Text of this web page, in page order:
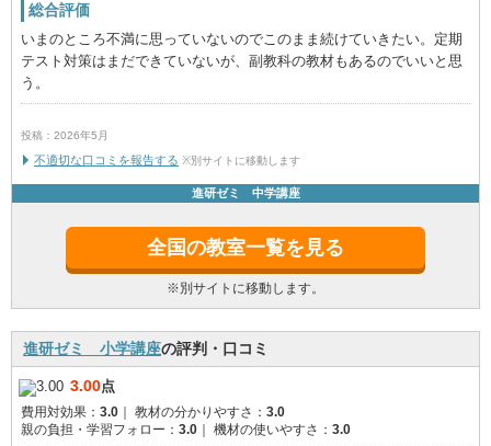
総合評価
いまのところ不満に思っていないのでこのまま続けていきたい。定期
テスト対策はまだできていないが、副教科の教材もあるのでいいと思
う。
投稿：2026年5月
不適切な口コミを報告する ※別サイトに移動します
進研ゼミ 中学講座
全国の教室一覧を見る
※別サイトに移動します。
進研ゼミ 小学講座の評判・口コミ
3.00点
費用対効果： 3.0 教材の分かりやすさ： 3.0
親の負担・学習フォロー： 3.0 機材の使いやすさ： 3.0